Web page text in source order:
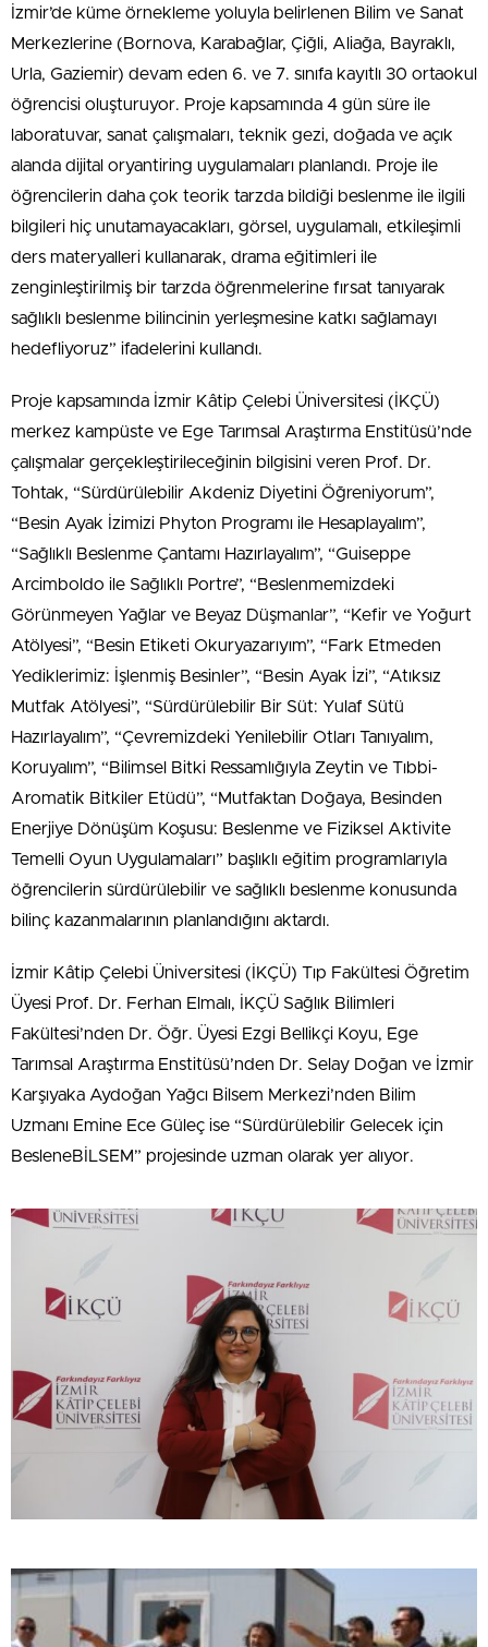
İzmir’de küme örnekleme yoluyla belirlenen Bilim ve Sanat
Merkezlerine (Bornova, Karabağlar, Çiğli, Aliağa, Bayraklı,
Urla, Gaziemir) devam eden 6. ve 7. sınıfa kayıtlı 30 ortaokul
öğrencisi oluşturuyor. Proje kapsamında 4 gün süre ile
laboratuvar, sanat çalışmaları, teknik gezi, doğada ve açık
alanda dijital oryantiring uygulamaları planlandı. Proje ile
öğrencilerin daha çok teorik tarzda bildiği beslenme ile ilgili
bilgileri hiç unutamayacakları, görsel, uygulamalı, etkileşimli
ders materyalleri kullanarak, drama eğitimleri ile
zenginleştirilmiş bir tarzda öğrenmelerine fırsat tanıyarak
sağlıklı beslenme bilincinin yerleşmesine katkı sağlamayı
hedefliyoruz” ifadelerini kullandı.
Proje kapsamında İzmir Kâtip Çelebi Üniversitesi (İKÇÜ)
merkez kampüste ve Ege Tarımsal Araştırma Enstitüsü’nde
çalışmalar gerçekleştirileceğinin bilgisini veren Prof. Dr.
Tohtak, “Sürdürülebilir Akdeniz Diyetini Öğreniyorum”,
“Besin Ayak İzimizi Phyton Programı ile Hesaplayalım”,
“Sağlıklı Beslenme Çantamı Hazırlayalım”, “Guiseppe
Arcimboldo ile Sağlıklı Portre”, “Beslenmemizdeki
Görünmeyen Yağlar ve Beyaz Düşmanlar”, “Kefir ve Yoğurt
Atölyesi”, “Besin Etiketi Okuryazarıyım”, “Fark Etmeden
Yediklerimiz: İşlenmiş Besinler”, “Besin Ayak İzi”, “Atıksız
Mutfak Atölyesi”, “Sürdürülebilir Bir Süt: Yulaf Sütü
Hazırlayalım”, “Çevremizdeki Yenilebilir Otları Tanıyalım,
Koruyalım”, “Bilimsel Bitki Ressamlığıyla Zeytin ve Tıbbi-
Aromatik Bitkiler Etüdü”, “Mutfaktan Doğaya, Besinden
Enerjiye Dönüşüm Koşusu: Beslenme ve Fiziksel Aktivite
Temelli Oyun Uygulamaları” başlıklı eğitim programlarıyla
öğrencilerin sürdürülebilir ve sağlıklı beslenme konusunda
bilinç kazanmalarının planlandığını aktardı.
İzmir Kâtip Çelebi Üniversitesi (İKÇÜ) Tıp Fakültesi Öğretim
Üyesi Prof. Dr. Ferhan Elmalı, İKÇÜ Sağlık Bilimleri
Fakültesi’nden Dr. Öğr. Üyesi Ezgi Bellikçi Koyu, Ege
Tarımsal Araştırma Enstitüsü’nden Dr. Selay Doğan ve İzmir
Karşıyaka Aydoğan Yağcı Bilsem Merkezi’nden Bilim
Uzmanı Emine Ece Güleç ise “Sürdürülebilir Gelecek için
BesleneBİLSEM” projesinde uzman olarak yer alıyor.